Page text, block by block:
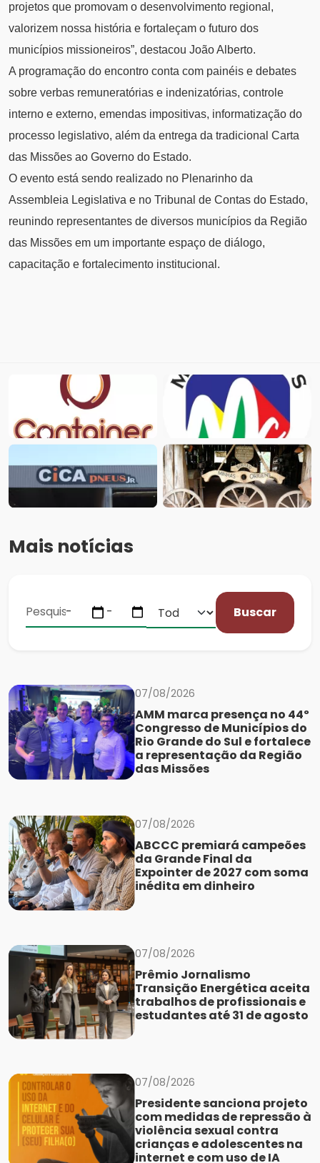
projetos que promovam o desenvolvimento regional,
valorizem nossa história e fortaleçam o futuro dos
municípios missioneiros”, destacou João Alberto.
A programação do encontro conta com painéis e debates
sobre verbas remuneratórias e indenizatórias, controle
interno e externo, emendas impositivas, informatização do
processo legislativo, além da entrega da tradicional Carta
das Missões ao Governo do Estado.
O evento está sendo realizado no Plenarinho da
Assembleia Legislativa e no Tribunal de Contas do Estado,
reunindo representantes de diversos municípios da Região
das Missões em um importante espaço de diálogo,
capacitação e fortalecimento institucional.
Mais notícias
Buscar
07/08/2026
AMM marca presença no 44º
Congresso de Municípios do
Rio Grande do Sul e fortalece
a representação da Região
das Missões
07/08/2026
ABCCC premiará campeões
da Grande Final da
Expointer de 2027 com soma
inédita em dinheiro
07/08/2026
Prêmio Jornalismo
Transição Energética aceita
trabalhos de profissionais e
estudantes até 31 de agosto
07/08/2026
Presidente sanciona projeto
com medidas de repressão à
violência sexual contra
crianças e adolescentes na
internet e com uso de IA